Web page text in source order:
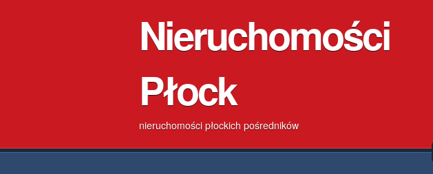
Nieruchomości
Płock
nieruchomości płockich pośredników